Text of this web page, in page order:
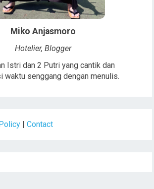
Miko Anjasmoro
Hotelier, Blogger
Istri dan 2 Putri yang cantik dan
waktu senggang dengan menulis.
|Contact